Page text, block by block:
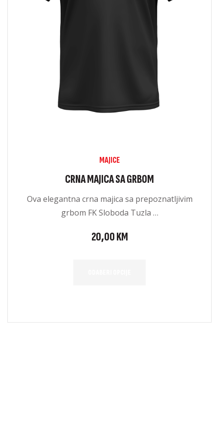
MAJICE
CRNA MAJICA SA GRBOM
Ova elegantna crna majica sa prepoznatljivim
grbom FK Sloboda Tuzla …
20,00KM